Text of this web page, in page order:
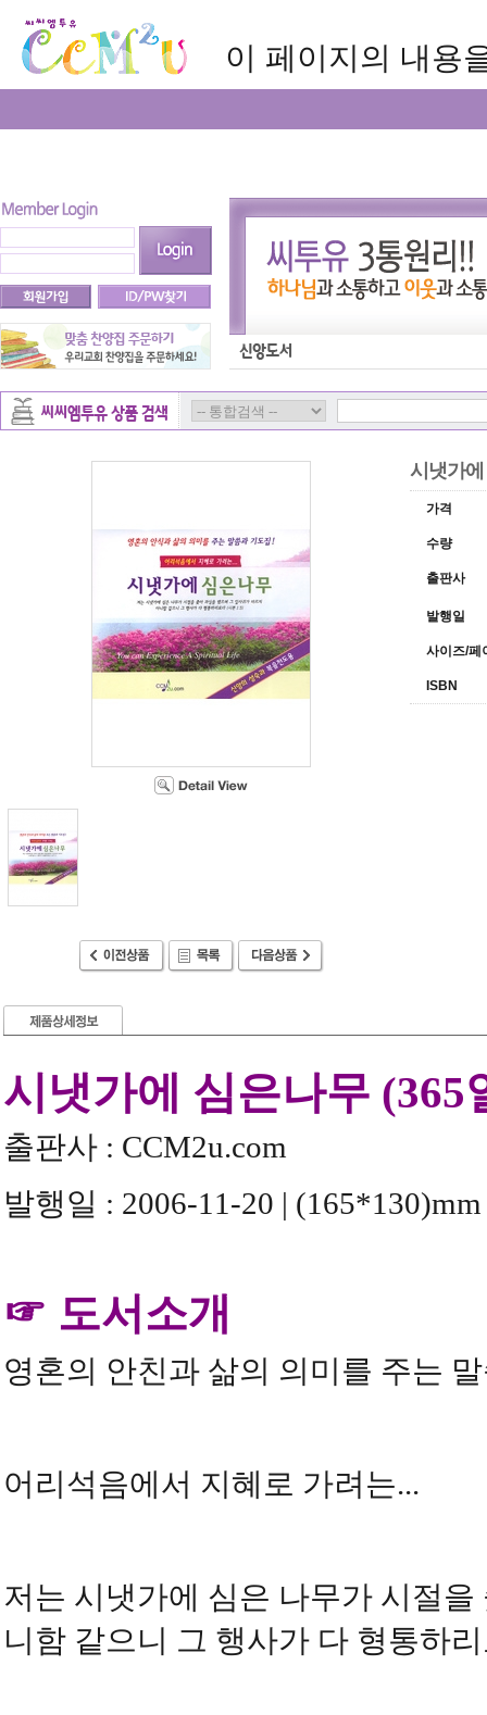
이 페이지의 내용
시냇가
가격
수량
출판사
발행일
사이즈/페
ISBN
시냇가에 심은나무
출판사 : CCM2u.com
발행일 : 2006-11-20 |
☞ 도서소개
영혼의 안친과 삶의 의미를 주는
어리석음에서 지혜로 가려는...
저는 시냇가에 심은 나무가 시절
니함 같으니 그 행사가 다 형통하